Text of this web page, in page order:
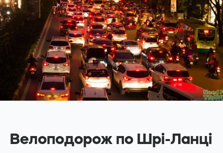
Велоподорож по Шрі-Ланці